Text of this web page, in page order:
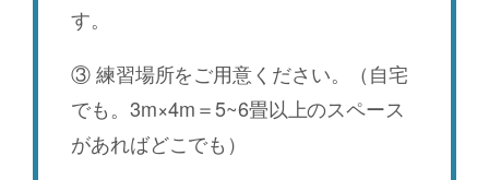
す。
③ 練習場所をご用意ください。（自宅
でも。3m×4m＝5~6畳以上のスペース
があればどこでも）